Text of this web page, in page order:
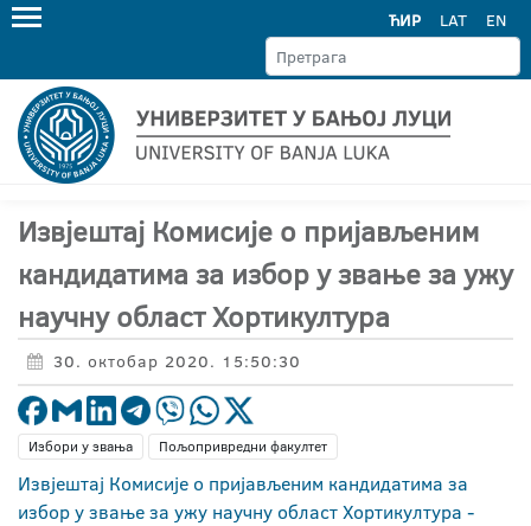
ЋИР LAT EN
Извјештај Комисије о пријављеним
кандидатима за избор у звање за ужу
научну област Хортикултура
30. октобар 2020. 15:50:30
Избори у звања Пољопривредни факултет
Извјештај Комисије о пријављеним кандидатима за
избор у звање за ужу научну област Хортикултура -